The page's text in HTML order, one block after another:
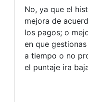
No, ya que el
mejora de
los pagos; o
en que
a tiempo o no
el puntaje ira